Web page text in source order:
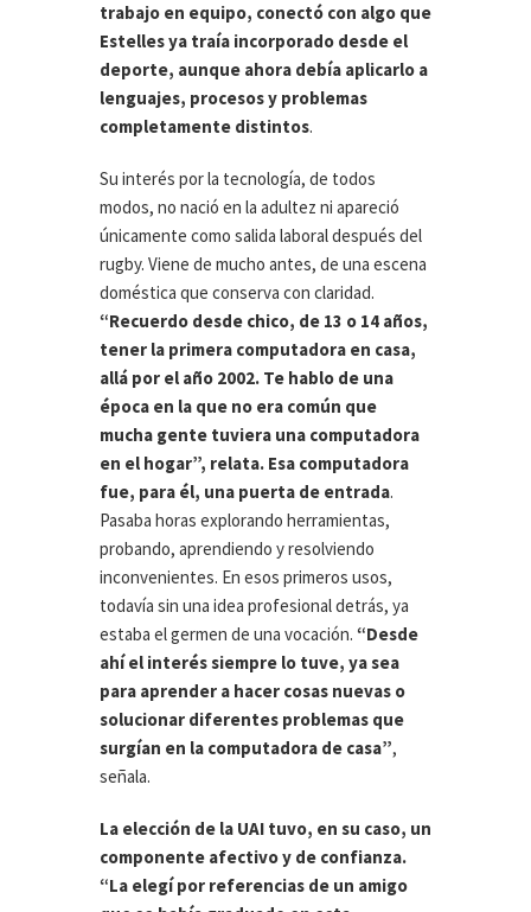
trabajo en equipo, conectó con algo que
Estelles ya traía incorporado desde el
deporte, aunque ahora debía aplicarlo a
lenguajes, procesos y problemas
completamente distintos.
Su interés por la tecnología, de todos
modos, no nació en la adultez ni apareció
únicamente como salida laboral después del
rugby. Viene de mucho antes, de una escena
doméstica que conserva con claridad.
“Recuerdo desde chico, de 13 o 14 años,
tener la primera computadora en casa,
allá por el año 2002. Te hablo de una
época en la que no era común que
mucha gente tuviera una computadora
en el hogar”, relata. Esa computadora
fue, para él, una puerta de entrada.
Pasaba horas explorando herramientas,
probando, aprendiendo y resolviendo
inconvenientes. En esos primeros usos,
todavía sin una idea profesional detrás, ya
estaba el germen de una vocación. “Desde
ahí el interés siempre lo tuve, ya sea
para aprender a hacer cosas nuevas o
solucionar diferentes problemas que
surgían en la computadora de casa”,
señala.
La elección de la UAI tuvo, en su caso, un
componente afectivo y de confianza.
“La elegí por referencias de un amigo